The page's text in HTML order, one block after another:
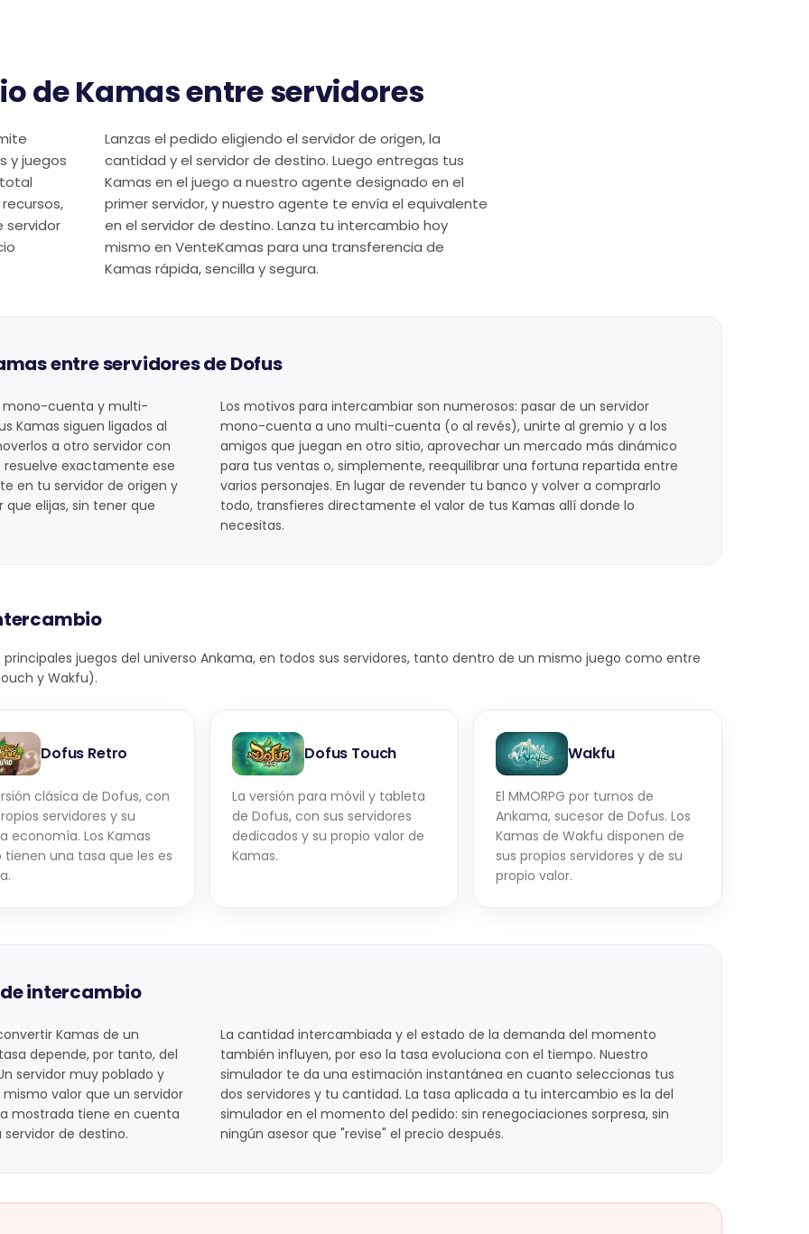
de Kamas entre servidores
y juegos
servidor
Lanzas el pedido eligiendo el servidor de origen, la
cantidad y el servidor de destino. Luego entregas tus
Kamas en el juego a nuestro agente designado en el
primer servidor, y nuestro agente te envía el equivalente
en el servidor de destino. Lanza tu intercambio hoy
mismo en VenteKamas para una transferencia de
Kamas rápida, sencilla y segura.
entre servidores de Dofus
mono-cuenta y multi-
Kamas siguen ligados al
a otro servidor con
resuelve exactamente ese
en tu servidor de origen y
elijas, sin tener que
Los motivos para intercambiar son numerosos: pasar de un servidor
mono-cuenta a uno multi-cuenta (o al revés), unirte al gremio y a los
amigos que juegan en otro sitio, aprovechar un mercado más dinámico
para tus ventas o, simplemente, reequilibrar una fortuna repartida entre
varios personajes. En lugar de revender tu banco y volver a comprarlo
todo, transfieres directamente el valor de tus Kamas allí donde lo
necesitas.
juegos del universo Ankama, en todos sus servidores, tanto dentro de un mismo juego como entre
y Wakfu).
Dofus Retro
clásica de Dofus, con
servidores y su
economía. Los Kamas
tienen una tasa que les es
Dofus Touch
La versión para móvil y tableta
de Dofus, con sus servidores
dedicados y su propio valor de
Kamas.
Wakfu
El MMORPG por turnos de
Ankama, sucesor de Dofus. Los
Kamas de Wakfu disponen de
sus propios servidores y de su
propio valor.
intercambio
Kamas de un
depende, por tanto, del
servidor muy poblado y
valor que un servidor
mostrada tiene en cuenta
de destino.
La cantidad intercambiada y el estado de la demanda del momento
también influyen, por eso la tasa evoluciona con el tiempo. Nuestro
simulador te da una estimación instantánea en cuanto seleccionas tus
dos servidores y tu cantidad. La tasa aplicada a tu intercambio es la del
simulador en el momento del pedido: sin renegociaciones sorpresa, sin
ningún asesor que "revise" el precio después.